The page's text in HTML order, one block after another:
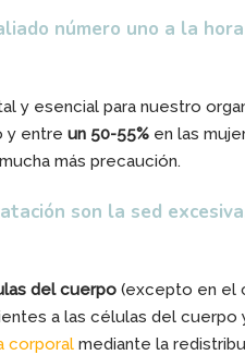
número uno a la
y esencial para nuestro
y entre un 50-55% en las
más precaución.
son la sed
del cuerpo (excepto en el
a las células del
corporal mediante la